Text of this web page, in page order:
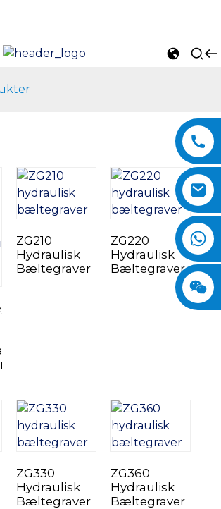
ZG210
Hydraulisk
Bæltegraver
ZG220
Hydraulisk
Bæltegraver
ZG330
Hydraulisk
Bæltegraver
ZG360
Hydraulisk
Bæltegraver